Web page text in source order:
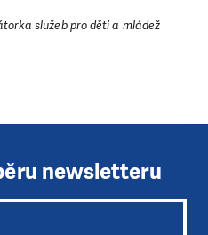
služeb pro děti a mládež
newsletteru